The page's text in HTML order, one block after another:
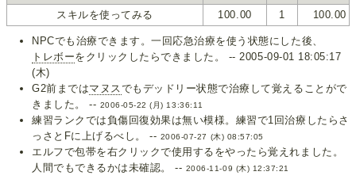
スキルを使ってみる
100.00 1 100.00
NPCでも治療できます。一回応急治療を使う状態にした後、
トレボーをクリックしたらできました。 -- 2005-09-01 18:05:17
(木)
G2前まではマヌス でもデッドリー状態で治療して覚えることがで
きました。 -- 2006-05-22 (月) 13:36:11
練習ランクでは負傷回復効果は無い模様。練習で1回治療したらさ
っさとFに上げるべし。 -- 2006-07-27 (木) 08:57:05
エルフで包帯を右クリックで使用するをやったら覚えれました。
人間でもできるかは未確認。 -- 2006-11-09 (木) 12:37:21